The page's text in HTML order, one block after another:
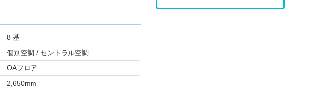
8 基
個別空調 / セントラル空調
OAフロア
2,650mm